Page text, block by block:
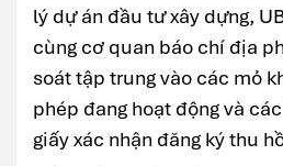
lý dự án đầu tư xây dựng,
cùng cơ quan báo chí địa
soát tập trung vào các mỏ
phép đang hoạt động và
giấy xác nhận đăng ký thu